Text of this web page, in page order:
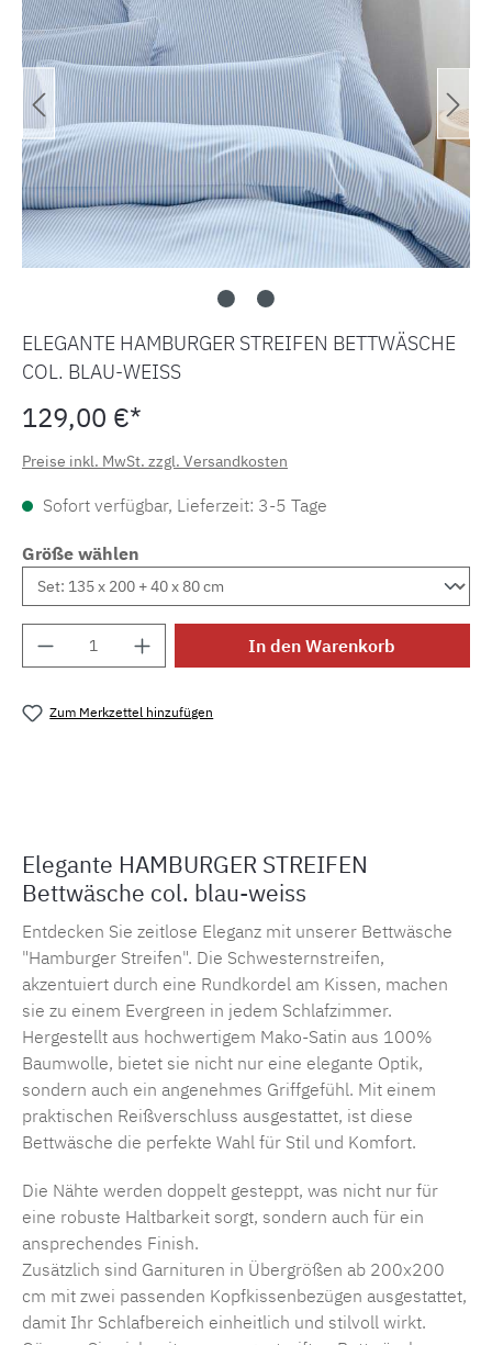
ELEGANTE HAMBURGER STREIFEN BETTWÄSCHE
COL. BLAU-WEISS
129,00 €*
Preise inkl. MwSt. zzgl. Versandkosten
Sofort verfügbar, Lieferzeit: 3-5 Tage
Größe wählen
Produkt Anzahl: Gib den gewünschten
In den Warenkorb
Zum Merkzettel hinzufügen
Elegante HAMBURGER STREIFEN
Bettwäsche col. blau-weiss
Entdecken Sie zeitlose Eleganz mit unserer Bettwäsche
"Hamburger Streifen". Die Schwesternstreifen,
akzentuiert durch eine Rundkordel am Kissen, machen
sie zu einem Evergreen in jedem Schlafzimmer.
Hergestellt aus hochwertigem Mako-Satin aus 100%
Baumwolle, bietet sie nicht nur eine elegante Optik,
sondern auch ein angenehmes Griffgefühl. Mit einem
praktischen Reißverschluss ausgestattet, ist diese
Bettwäsche die perfekte Wahl für Stil und Komfort.
Die Nähte werden doppelt gesteppt, was nicht nur für
eine robuste Haltbarkeit sorgt, sondern auch für ein
ansprechendes Finish.
Zusätzlich sind Garnituren in Übergrößen ab 200x200
cm mit zwei passenden Kopfkissenbezügen ausgestattet,
damit Ihr Schlafbereich einheitlich und stilvoll wirkt.